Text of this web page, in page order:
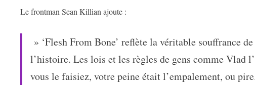
Le frontman Sean Killian ajoute :
» ‘Flesh From Bone’ reflète la véritable souffrance
l’histoire. Les lois et les règles de gens comme Vlad
vous le faisiez, votre peine était l’empalement, ou